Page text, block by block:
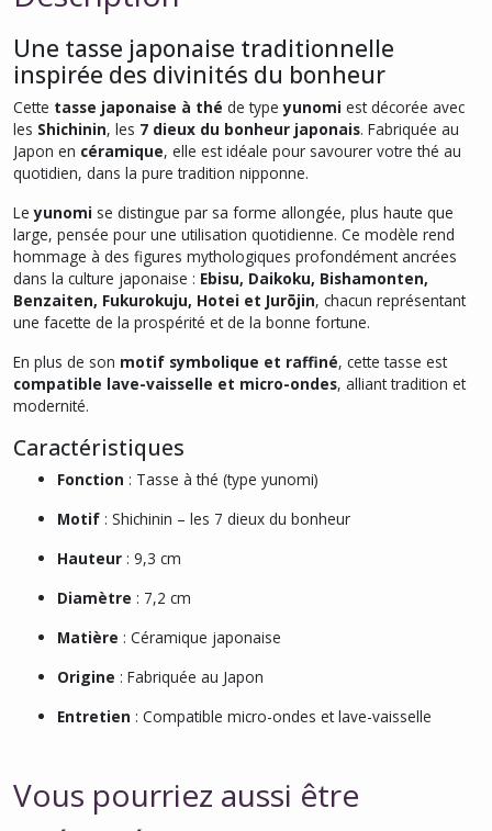
Une tasse japonaise traditionnelle
inspirée des divinités du bonheur
Cette tasse japonaise à thé de typeyunomi est décorée avec
les Shichinin, les 7 dieux du bonheur japonais. Fabriquée au
Japon en céramique, elle est idéale pour savourer votre thé au
quotidien, dans la pure tradition nipponne.
Leyunomi se distingue par sa forme allongée, plus haute que
large, pensée pour une utilisation quotidienne. Ce modèle rend
hommage à des figures mythologiques profondément ancrées
dans la culture japonaise : Ebisu, Daikoku, Bishamonten,
Benzaiten, Fukurokuju, Hotei et Jurōjin, chacun représentant
une facette de la prospérité et de la bonne fortune.
En plus de son motif symbolique et raffiné, cette tasse est
compatible lave-vaisselle et micro-ondes, alliant tradition et
modernité.
Caractéristiques
Fonction : Tasse à thé (type yunomi)
Motif : Shichinin – les 7 dieux du bonheur
Hauteur : 9,3 cm
Diamètre : 7,2 cm
Matière : Céramique japonaise
Origine : Fabriquée au Japon
Entretien : Compatible micro-ondes et lave-vaisselle
Vous pourriez aussi être